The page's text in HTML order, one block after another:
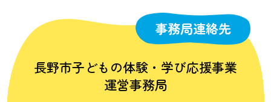
事務局連絡先
長野市子どもの体験・学び応援事業
運営事務局